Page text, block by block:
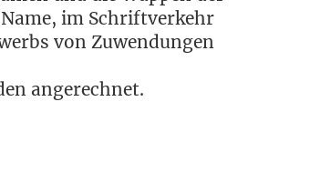
im Schrift­ver­kehr
von Zuwen­dun­gen
angerechnet.